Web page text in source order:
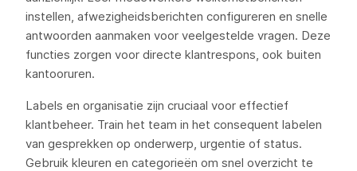
instellen, afwezigheidsberichten configureren en snelle
antwoorden aanmaken voor veelgestelde vragen. Deze
functies zorgen voor directe klantrespons, ook buiten
kantooruren.
Labels en organisatie zijn cruciaal voor effectief
klantbeheer. Train het team in het consequent labelen
van gesprekken op onderwerp, urgentie of status.
Gebruik kleuren en categorieën om snel overzicht te